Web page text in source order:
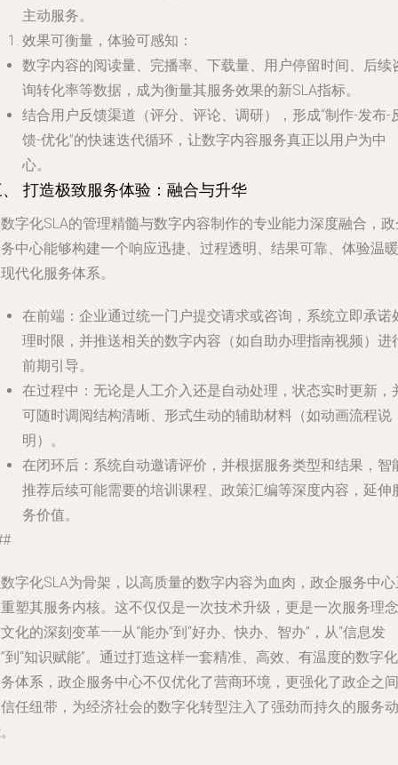
主动服务。
效果可衡量，体验可感知 ：
数字内容的阅读量、完播率、下载量、用户停留时间、后续
询转化率等数据，成为衡量其服务效果的新SLA指标。
结合用户反馈渠道（评分、评论、调研），形成“制作-发布-
馈-优化”的快速迭代循环，让数字内容服务真正以用户为中
心。
打造极致服务体验：融合与升华
字化SLA的管理精髓与数字内容制作的专业能力深度融合，
中心能够构建一个响应迅捷、过程透明、结果可靠、体验温暖
代化服务体系。
在前端 ：企业通过统一门户提交请求或咨询，系统立即承诺
理时限，并推送相关的数字内容（如自助办理指南视频）进
前期引导。
在过程中 ：无论是人工介入还是自动处理，状态实时更新，
可随时调阅结构清晰、形式生动的辅助材料（如动画流程说
明）。
在闭环后 ：系统自动邀请评价，并根据服务类型和结果，智
推荐后续可能需要的培训课程、政策汇编等深度内容，延伸
务价值。
字化SLA为骨架，以高质量的数字内容为血肉，政企服务中
塑其服务内核。这不仅仅是一次技术升级，更是一次服务理念
化的深刻变革——从“能办”到“好办、快办、智办”，从“信息发
到“知识赋能”。通过打造这样一套精准、高效、有温度的数字化
体系，政企服务中心不仅优化了营商环境，更强化了政企之间
任纽带，为经济社会的数字化转型注入了强劲而持久的服务动